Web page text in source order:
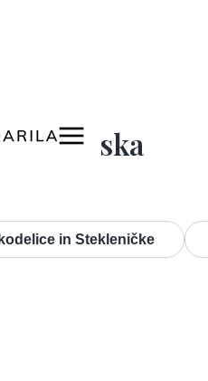
sejemska
in Stekleničke